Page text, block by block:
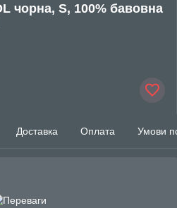
чорна, S, 100% бавовна
Доставка Оплата Умови